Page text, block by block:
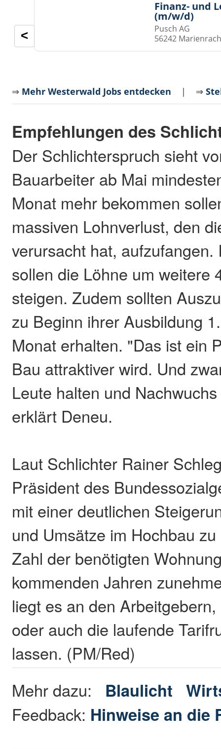
Finanz- und
(m/w/d)
Pusch AG
56242
<
⇒ Mehr Westerwald Jobs entdecken | ⇒
Empfehlungen des
Der Schlichterspruch sieht
Bauarbeiter ab Mai
Monat mehr bekommen
massiven Lohnverlust, den
verursacht hat,
sollen die Löhne um weitere
steigen. Zudem sollten
zu Beginn ihrer Ausbildung
Monat erhalten. "Das ist ein
Bau attraktiver wird. Und
Leute halten und
erklärt Deneu.
Laut Schlichter Rainer
Präsident des
mit einer deutlichen
und Umsätze im Hochbau
Zahl der benötigten
kommenden Jahren
liegt es an den
oder auch die laufende
lassen. (PM/Red)
Mehr dazu: Blaulicht
Feedback: Hinweise an die